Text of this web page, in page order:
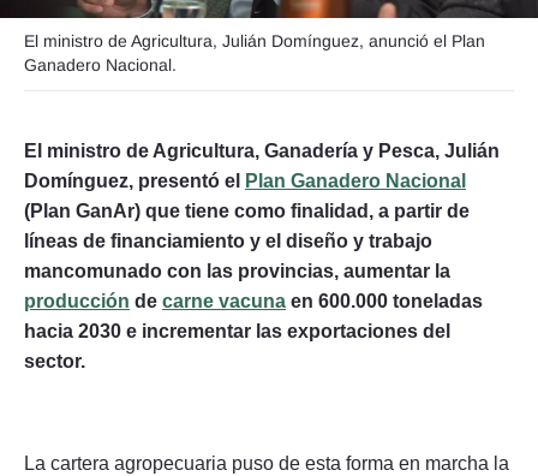
El ministro de Agricultura, Julián Domínguez, anunció el Plan
Ganadero Nacional.
El ministro de Agricultura, Ganadería y Pesca, Julián
Domínguez, presentó el
Plan Ganadero Nacional
(Plan GanAr) que tiene como finalidad, a partir de
líneas de financiamiento y el diseño y trabajo
mancomunado con las provincias, aumentar la
producción de carne vacuna en 600.000 toneladas
hacia 2030 e incrementar las exportaciones del
sector.
La cartera agropecuaria puso de esta forma en marcha la